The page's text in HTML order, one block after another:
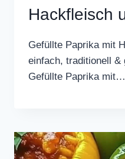
Hackfleisch
Gefüllte Paprika mit
einfach, traditionell &
Gefüllte Paprika mit…